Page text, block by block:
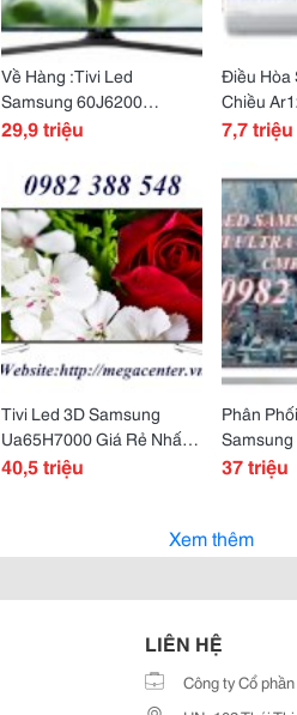
Về Hàng :Tivi Led
Samsung 60J6200
60Inch, Full Hd, Smart Tv,
29,9 triệu
Điều Hòa
Chiều
12000Btu
7,7 triệu
Tivi Led 3D Samsung
Ua65H7000 Giá Rẻ Nhất
Hà Nội
40,5 triệu
Phân
37 triệu
Xem thêm
LIÊN HỆ
Công ty Cổ